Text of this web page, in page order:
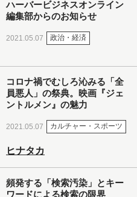
ハーバービジネスオンライン
編集部からのお知らせ
2021.05.07 政治・経済
コロナ禍でむしろ沁みる「全
員悪人」の祭典。映画『ジェ
ントルメン』の魅力
2021.05.07 カルチャー・スポーツ
ヒナタカ
頻発する「検索汚染」とキー
ワードによる検索の限界